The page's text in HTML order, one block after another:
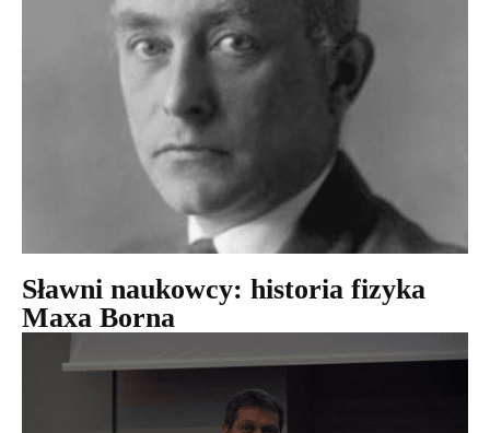
Sławni naukowcy: historia fizyka
Maxa Borna